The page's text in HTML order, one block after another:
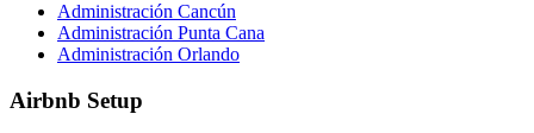
Administración Cancún
Administración Punta Cana
Administración Orlando
Airbnb Setup